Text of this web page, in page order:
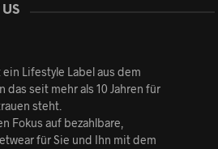
ein Lifestyle Label aus dem
das seit mehr als 10 Jahren für
steht.
Fokus auf bezahlbare,
für Sie und Ihn mit dem